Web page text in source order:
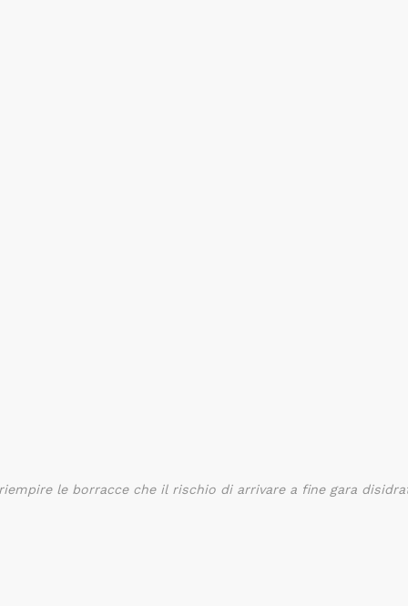
le borracce che il rischio di arrivare a fine gara